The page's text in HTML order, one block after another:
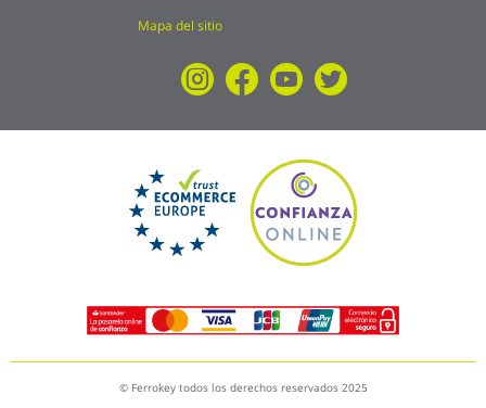
Mapa del sitio
© Ferrokey todos los derechos reservados 2025